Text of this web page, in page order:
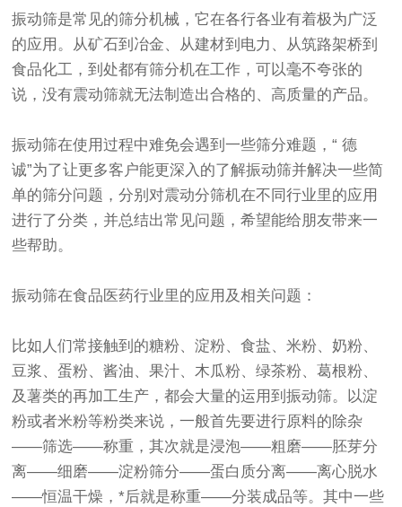
振动筛是常见的筛分机械，它在各行各业有着极为广泛
的应用。从矿石到冶金、从建材到电力、从筑路架桥到
食品化工，到处都有筛分机在工作，可以毫不夸张的
说，没有震动筛就无法制造出合格的、高质量的产品。
振动筛在使用过程中难免会遇到一些筛分难题，“ 德
诚”为了让更多客户能更深入的了解振动筛并解决一些简
单的筛分问题，分别对震动分筛机在不同行业里的应用
进行了分类，并总结出常见问题，希望能给朋友带来一
些帮助。
振动筛在食品医药行业里的应用及相关问题：
比如人们常接触到的糖粉、淀粉、食盐、米粉、奶粉、
豆浆、蛋粉、酱油、果汁、木瓜粉、绿茶粉、葛根粉、
及薯类的再加工生产，都会大量的运用到振动筛。以淀
粉或者米粉等粉类来说，一般首先要进行原料的除杂
——筛选——称重，其次就是浸泡——粗磨——胚芽分
离——细磨——淀粉筛分——蛋白质分离——离心脱水
——恒温干燥，*后就是称重——分装成品等。其中一些